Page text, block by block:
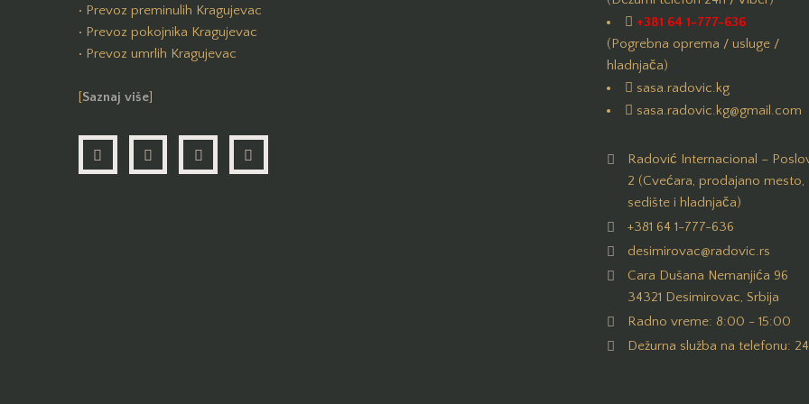
• Prevoz preminulih Kragujevac
• Prevoz pokojnika Kragujevac
• Prevoz umrlih Kragujevac
[Saznaj više]
+381 64 1-777-636
(Pogrebna oprema / usluge /
hladnjača)
sasa.radovic.kg
sasa.radovic.kg@gmail.com
Radović Internacional –
2 (Cvećara, prodajano mesto,
sedište i hladnjača)
+381 64 1-777-636
desimirovac@radovic.rs
Cara Dušana Nemanjića 96
34321 Desimirovac, Srbija
Radno vreme: 8:00 - 15:00
Dežurna služba na telefonu: